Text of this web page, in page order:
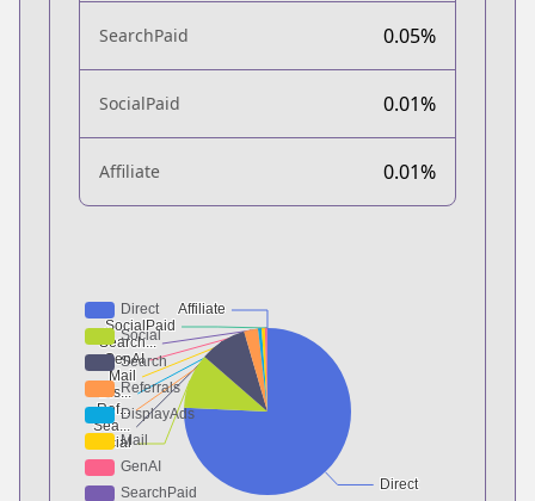
SearchPaid 0.05%
SocialPaid 0.01%
Affiliate 0.01%